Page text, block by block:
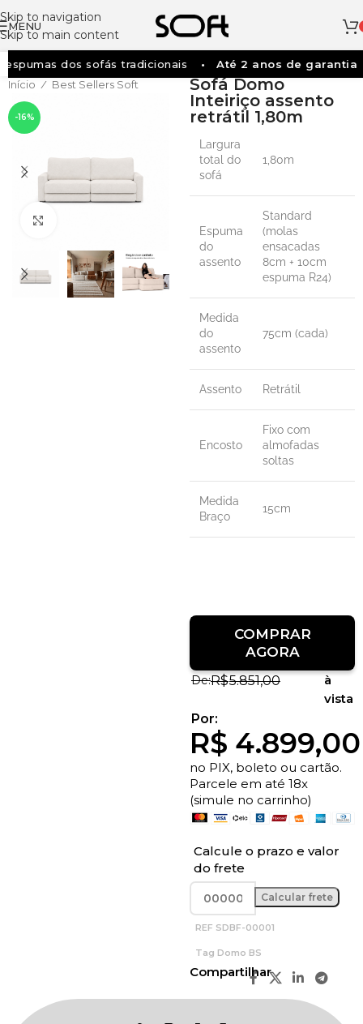
Skip to navigation
Skip to main content
MENU
dos sofás tradicionais
Até 2 anos de garantia
Início / Best Sellers Soft
-16%
Sofá Domo
Inteiriço assento
retrátil 1,80m
Largura
total do
sofá
1,80m
Espuma
do
assento
Standard
(molas
ensacadas
8cm + 10cm
espuma R24)
Medida
do
assento
75cm (cada)
Assento Retrátil
Encosto
Fixo com
almofadas
soltas
Medida
Braço
15cm
COMPRAR
AGORA
R$5.851,00
R$ 4.899,00
à
vista
no PIX, boleto ou cartão.
Parcele em até 18x
(simule no carrinho)
Calcule o prazo e valor
do frete
REF SDBF-00001
Tag Domo BS
Compartilhar